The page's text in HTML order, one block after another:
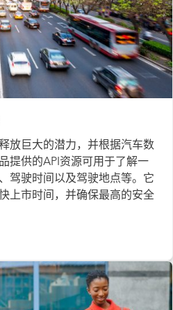
放巨大的潜力，并根据汽车数
提供的API资源可用于了解一
驾驶时间以及驾驶地点等。它
上市时间，并确保最高的安全